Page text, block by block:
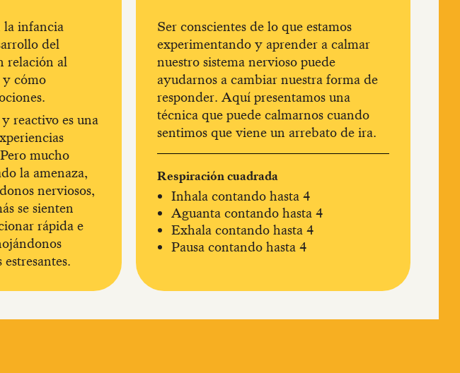
la infancia
del
relación al
y cómo
reactivo es una
mucho
la amenaza,
nerviosos,
se sienten
rápida e
Ser conscientes de lo que estamos
experimentando y aprender a calmar
nuestro sistema nervioso puede
ayudarnos a cambiar nuestra forma de
responder. Aquí presentamos una
técnica que puede calmarnos cuando
sentimos que viene un arrebato de ira.
Respiración cuadrada
Inhala contando hasta 4
Aguanta contando hasta 4
Exhala contando hasta 4
Pausa contando hasta 4